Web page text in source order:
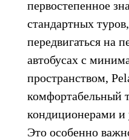
первостепенное
стандартных
передвигаться на
автобусах с
пространством,
комфортабельный
кондиционерами
Это особенно